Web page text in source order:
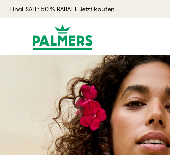
Final SALE: 50% RABATT. Jetzt kaufen